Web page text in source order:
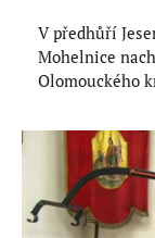
V předhůří
Mohelnice
Olomouckého